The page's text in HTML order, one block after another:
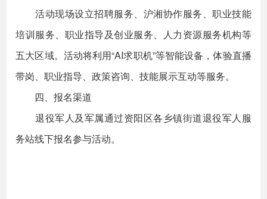
活动现场设立招聘服务、沪湘协作服务、职业技能
培训服务、职业指导及创业服务、人力资源服务机构等
五大区域。活动将利用“AI求职机”等智能设备，体验直播
带岗、职业指导、政策咨询、技能展示互动等服务。
四、报名渠道
退役军人及军属通过资阳区各乡镇街道退役军人服
务站线下报名参与活动。